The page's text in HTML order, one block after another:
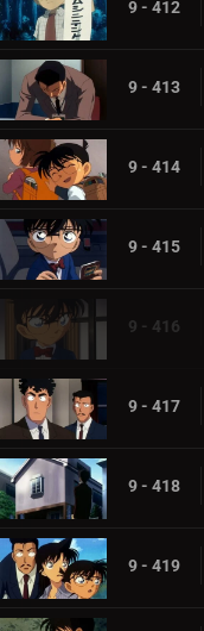
9 - 412
9 - 413
9 - 414
9 - 415
9 - 416
9 - 417
9 - 418
9 - 419